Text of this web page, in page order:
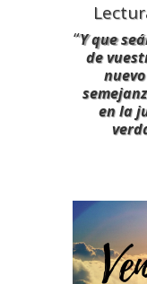
“Y que
de
en la